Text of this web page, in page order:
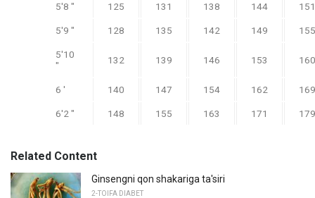
5'8 " 125 131 138 144 151
5'9 " 128 135 142 149 155
5'10
"
132 139 146 153 160
6 ' 140 147 154 162 169
6'2 " 148 155 163 171 179
Related Content
Ginsengni qon shakariga ta'siri
2-TOIFA DIABET